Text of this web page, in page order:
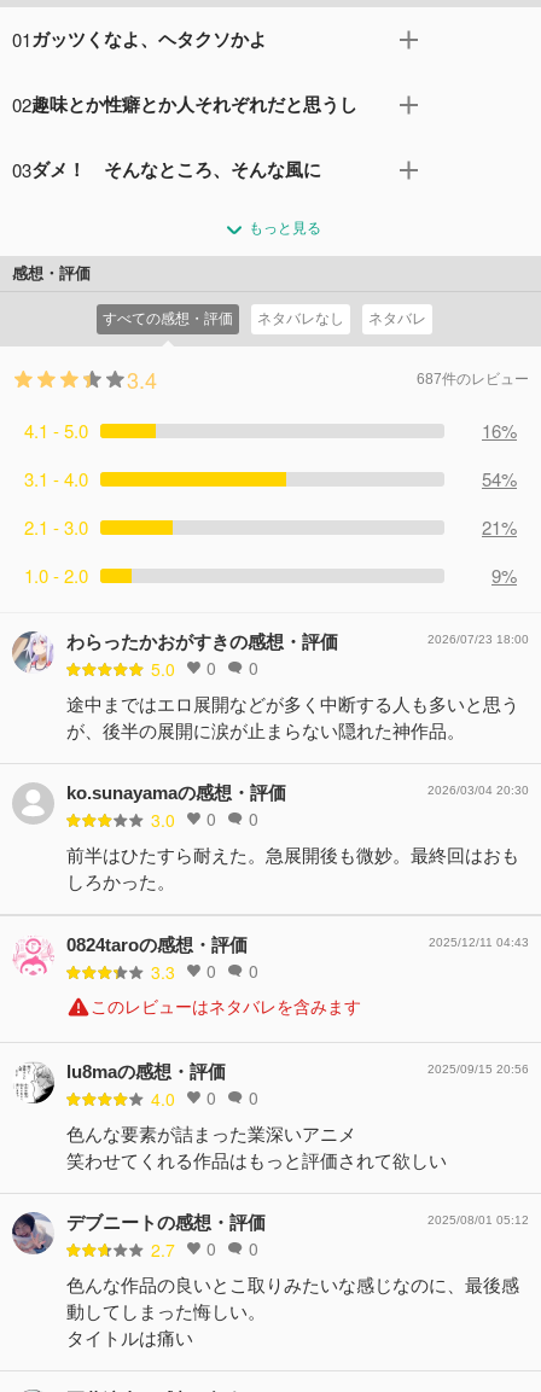
01 ガッツくなよ、ヘタクソかよ
たまつけたテレビでおかしな占いを目にする。奇妙に思っ
その道中、占いを思わせる場所で、彼は５人の少女たちと
02趣味とか性癖とか人それぞれだと思うし
なぜか突然、朝の前から逃げ出してしまう。わけがわから
たばかりの少女たちが次々と現れて、謎めいた行動を取り
始める。
コメント6件
03ダメ！ そんなところ、そんな風に
は、その日も早朝から大騒ぎ。なかでも負けん気の強いア
メリアは、場を引っかきまわしてばかり。そして、ある日
をおかしてしまう。
コメント2件拍手1回
もっと見る
感想・評価
すべての感想・評価 ネタバレなし ネタバレ
3.4 687件のレビュー
4.1 - 5.0
16%
3.1 - 4.0
54%
2.1 - 3.0
21%
1.0 - 2.0
9%
わらったかおがすきの感想・評価
5.0 0 0
2026/07/23 18:00
途中まではエロ展開などが多く中断する人も多いと思う
が、後半の展開に涙が止まらない隠れた神作品。
ko.sunayamaの感想・評価
3.0 0 0
2026/03/04 20:30
前半はひたすら耐えた。急展開後も微妙。最終回はおも
しろかった。
0824taroの感想・評価
3.3 0 0
2025/12/11 04:43
このレビューはネタバレを含みます
lu8maの感想・評価
4.0 0 0
2025/09/15 20:56
色んな要素が詰まった業深いアニメ
笑わせてくれる作品はもっと評価されて欲しい
デブニートの感想・評価
2.7 0 0
2025/08/01 05:12
色んな作品の良いとこ取りみたいな感じなのに、最後感
動してしまった悔しい。
タイトルは痛い